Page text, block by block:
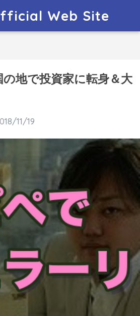
Web Site
地で投資家に転身＆大
11/19